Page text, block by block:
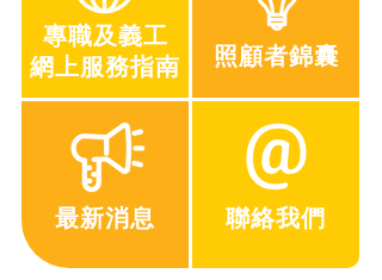
專職及義工
網上服務指南
照顧者錦囊
最新消息 聯絡我們